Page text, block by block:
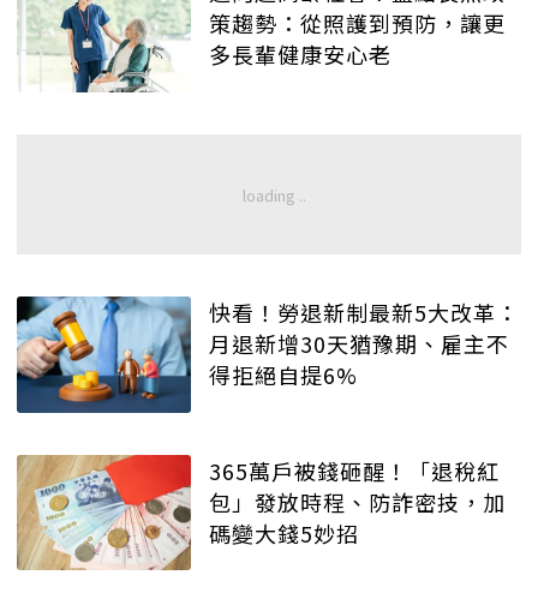
策趨勢：從照護到預防，讓更
多長輩健康安心老
快看！勞退新制最新5大改革：
月退新增30天猶豫期、雇主不
得拒絕自提6%
365萬戶被錢砸醒！「退稅紅
包」發放時程、防詐密技，加
碼變大錢5妙招